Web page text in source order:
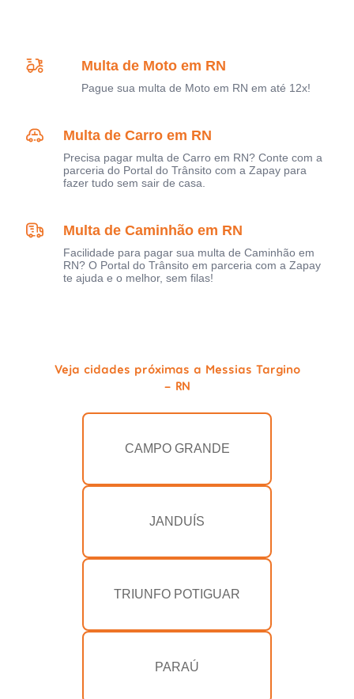
Multa de Moto em RN
Pague sua multa de Moto em RN em até 12x!
Multa de Carro em RN
Precisa pagar multa de Carro em RN? Conte com a
parceria do Portal do Trânsito com a Zapay para
fazer tudo sem sair de casa.
Multa de Caminhão em RN
Facilidade para pagar sua multa de Caminhão em
RN? O Portal do Trânsito em parceria com a Zapay
te ajuda e o melhor, sem filas!
Veja cidades próximas a Messias Targino
- RN
CAMPO GRANDE
JANDUÍS
TRIUNFO POTIGUAR
PARAÚ